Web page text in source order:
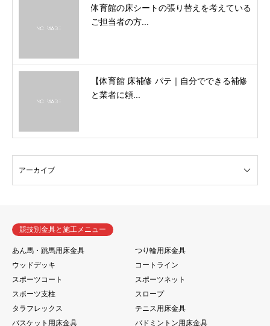
体育館の床シートの張り替えを考えている
ご担当者の方...
【体育館 床補修 パテ｜自分でできる補修
と業者に頼...
競技別金具と施工メニュー
あん馬・跳馬用床金具
つり輪用床金具
ウッドデッキ
コートライン
スポーツコート
スポーツネット
スポーツ支柱
スロープ
タラフレックス
テニス用床金具
バスケット用床金具
バドミントン用床金具